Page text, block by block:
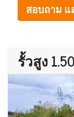
สอบถาม แ
รั้วสูง